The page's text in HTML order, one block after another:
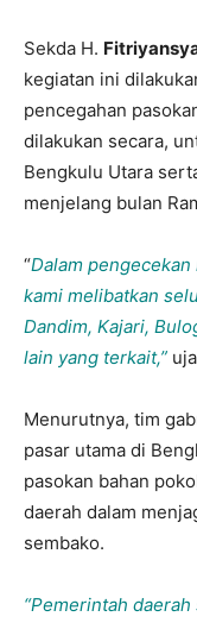
Sekda H.
kegiatan ini
pencegahan
dilakukan secara,
Bengkulu Utara
menjelang bulan
“Dalam
kami melibatkan
Dandim, Kajari,
lain yang terkait,”
Menurutnya, tim
pasar utama di
pasokan bahan
daerah dalam
sembako.
“Pemerintah